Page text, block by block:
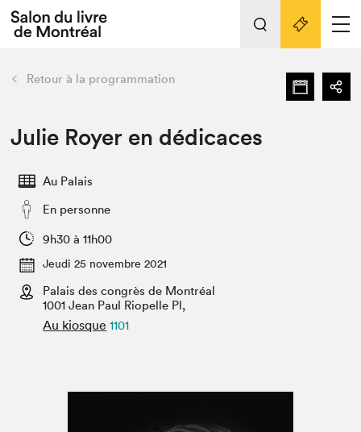
Espace exposant⋅e⋅s
Espace enseignant·e·s
L'événement
Préparer sa visite au Salon
Actualités
SLM PRO
retour Nos activités
Préparer sa visite
Salon au Palais
Projets partenaires
Liens pratiques
Retour à la programmation
Julie Royer en dédicaces
Au Palais
En personne
9h30 à 11h00
Jeudi 25 novembre 2021
Palais des congrès de Montréal
1001 Jean Paul Riopelle Pl,
Au kiosque 1101